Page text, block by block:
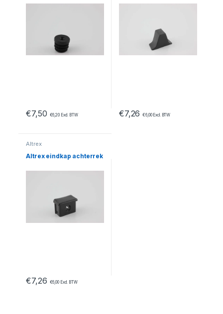
€7,50 €6,20Excl. BTW €7,26 €6,00Excl. BTW
Altrex
Altrex eindkap achterrek
€7,26 €6,00Excl. BTW